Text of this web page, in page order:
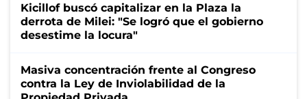
Kicillof buscó capitalizar en la Plaza la
derrota de Milei: "Se logró que el gobierno
desestime la locura"
Masiva concentración frente al Congreso
contra la Ley de Inviolabilidad de la